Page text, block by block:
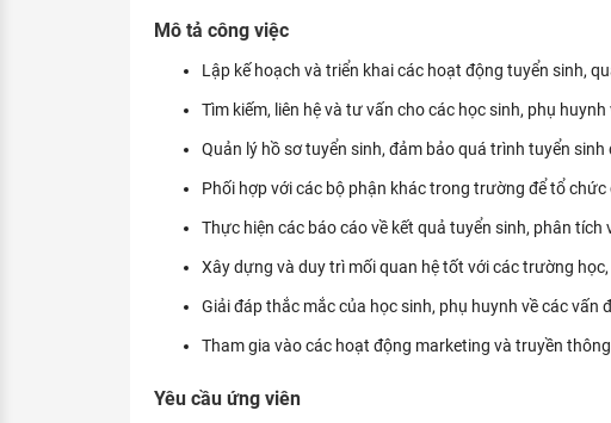
KHÁM PHÁ NGHỀ NGHIỆP
Kỹ năng nghề nghiệp
HƯỚNG NGHIỆP VIỆC LÀM
Đặc trưng từng nghề
TUYỂN DỤNG VIỆC LÀM
Mô tả công việc
Lập kế hoạch và triển khai các hoạt động tuyển sinh,
Tìm kiếm, liên hệ và tư vấn cho các học sinh, phụ
Quản lý hồ sơ tuyển sinh, đảm bảo quá trình tuyển sinh
Phối hợp với các bộ phận khác trong trường để tổ
Thực hiện các báo cáo về kết quả tuyển sinh, phân tích
Xây dựng và duy trì mối quan hệ tốt với các trường
Giải đáp thắc mắc của học sinh, phụ huynh về các vấn
Tham gia vào các hoạt động marketing và truyền
Yêu cầu ứng viên